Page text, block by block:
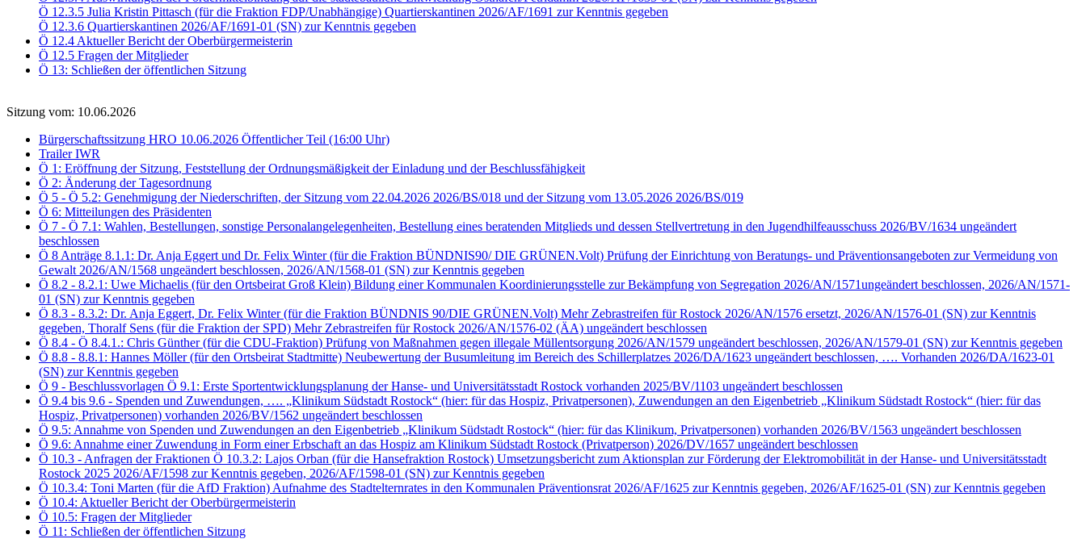
Ö 12.3.5 Julia Kristin Pittasch (für die Fraktion FDP/Unabhängige) Quartierskantinen 2026/AF/1691 zur Kenntnis gegeben
Ö 12.3.6 Quartierskantinen 2026/AF/1691-01 (SN) zur Kenntnis gegeben
Ö 12.4 Aktueller Bericht der Oberbürgermeisterin
Ö 12.5 Fragen der Mitglieder
Ö 13: Schließen der öffentlichen Sitzung
Sitzung vom: 10.06.2026
Bürgerschaftssitzung HRO 10.06.2026 Öffentlicher Teil (16:00 Uhr)
Trailer IWR
Ö 1: Eröffnung der Sitzung, Feststellung der Ordnungsmäßigkeit der Einladung und der Beschlussfähigkeit
Ö 2: Änderung der Tagesordnung
Ö 5 - Ö 5.2: Genehmigung der Niederschriften, der Sitzung vom 22.04.2026 2026/BS/018 und der Sitzung vom 13.05.2026 2026/BS/019
Ö 6: Mitteilungen des Präsidenten
Ö 7 - Ö 7.1: Wahlen, Bestellungen, sonstige Personalangelegenheiten, Bestellung eines beratenden Mitglieds und dessen Stellvertretung in den Jugendhilfeausschuss 2026/BV/1634 ungeändert
beschlossen
Ö 8 Anträge 8.1.1: Dr. Anja Eggert und Dr. Felix Winter (für die Fraktion BÜNDNIS90/ DIE GRÜNEN.Volt) Prüfung der Einrichtung von Beratungs- und Präventionsangeboten zur Vermeidung von
Gewalt 2026/AN/1568 ungeändert beschlossen, 2026/AN/1568-01 (SN) zur Kenntnis gegeben
Ö 8.2 - 8.2.1: Uwe Michaelis (für den Ortsbeirat Groß Klein) Bildung einer Kommunalen Koordinierungsstelle zur Bekämpfung von Segregation 2026/AN/1571ungeändert beschlossen, 2026/AN/1571-
01 (SN) zur Kenntnis gegeben
Ö 8.3 - 8.3.2: Dr. Anja Eggert, Dr. Felix Winter (für die Fraktion BÜNDNIS 90/DIE GRÜNEN.Volt) Mehr Zebrastreifen für Rostock 2026/AN/1576 ersetzt, 2026/AN/1576-01 (SN) zur Kenntnis
gegeben, Thoralf Sens (für die Fraktion der SPD) Mehr Zebrastreifen für Rostock 2026/AN/1576-02 (ÄA) ungeändert beschlossen
Ö 8.4 - Ö 8.4.1.: Chris Günther (für die CDU-Fraktion) Prüfung von Maßnahmen gegen illegale Müllentsorgung 2026/AN/1579 ungeändert beschlossen, 2026/AN/1579-01 (SN) zur Kenntnis gegeben
Ö 8.8 - 8.8.1: Hannes Möller (für den Ortsbeirat Stadtmitte) Neubewertung der Busumleitung im Bereich des Schillerplatzes 2026/DA/1623 ungeändert beschlossen, …. Vorhanden 2026/DA/1623-01
(SN) zur Kenntnis gegeben
Ö 9 - Beschlussvorlagen Ö 9.1: Erste Sportentwicklungsplanung der Hanse- und Universitätsstadt Rostock vorhanden 2025/BV/1103 ungeändert beschlossen
Ö 9.4 bis 9.6 - Spenden und Zuwendungen, …. „Klinikum Südstadt Rostock“ (hier: für das Hospiz, Privatpersonen), Zuwendungen an den Eigenbetrieb „Klinikum Südstadt Rostock“ (hier: für das
Hospiz, Privatpersonen) vorhanden 2026/BV/1562 ungeändert beschlossen
Ö 9.5: Annahme von Spenden und Zuwendungen an den Eigenbetrieb „Klinikum Südstadt Rostock“ (hier: für das Klinikum, Privatpersonen) vorhanden 2026/BV/1563 ungeändert beschlossen
Ö 9.6: Annahme einer Zuwendung in Form einer Erbschaft an das Hospiz am Klinikum Südstadt Rostock (Privatperson) 2026/DV/1657 ungeändert beschlossen
Ö 10.3 - Anfragen der Fraktionen Ö 10.3.2: Lajos Orban (für die Hansefraktion Rostock) Umsetzungsbericht zum Aktionsplan zur Förderung der Elektromobilität in der Hanse- und Universitätsstadt
Rostock 2025 2026/AF/1598 zur Kenntnis gegeben, 2026/AF/1598-01 (SN) zur Kenntnis gegeben
Ö 10.3.4: Toni Marten (für die AfD Fraktion) Aufnahme des Stadtelternrates in den Kommunalen Präventionsrat 2026/AF/1625 zur Kenntnis gegeben, 2026/AF/1625-01 (SN) zur Kenntnis gegeben
Ö 10.4: Aktueller Bericht der Oberbürgermeisterin
Ö 10.5: Fragen der Mitglieder
Ö 11: Schließen der öffentlichen Sitzung